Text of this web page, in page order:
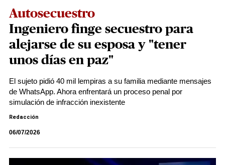
Autosecuestro
Ingeniero finge secuestro para
alejarse de su esposa y "tener
unos días en paz"
El sujeto pidió 40 mil lempiras a su familia mediante mensajes
de WhatsApp. Ahora enfrentará un proceso penal por
simulación de infracción inexistente
Redacción
06/07/2026